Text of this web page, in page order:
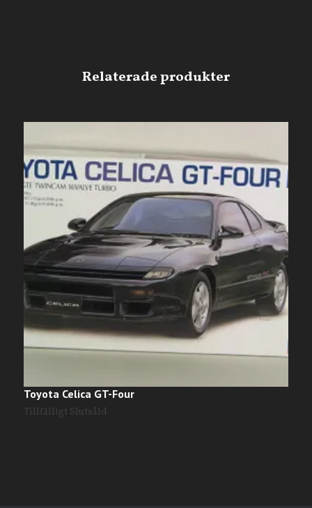
Toyota Celica GT-Four
Tillfälligt Slutsåld